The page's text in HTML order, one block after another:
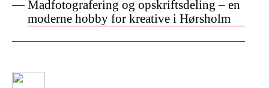
Madfotografering og opskriftsdeling – en
moderne hobby for kreative i Hørsholm